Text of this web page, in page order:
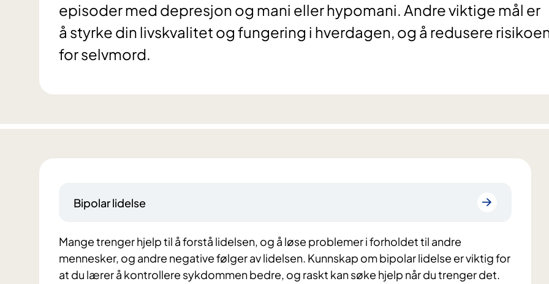
episoder med depresjon og mani eller hypomani. Andre viktige mål er
å styrke din livskvalitet og fungering i hverdagen, og å redusere
for selvmord.
Bipolar lidelse
Mange trenger hjelp til å forstå lidelsen, og å løse problemer i forholdet til andre
mennesker, og andre negative følger av lidelsen. Kunnskap om bipolar lidelse er viktig for
at du lærer å kontrollere sykdommen bedre, og raskt kan søke hjelp når du trenger det.